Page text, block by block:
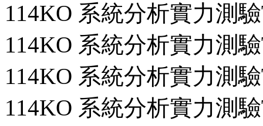
114KO 系統分析實力測
114KO 系統分析實力測
114KO 系統分析實力測
114KO 系統分析實力測